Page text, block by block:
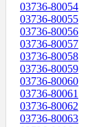
03736-80054
03736-80055
03736-80056
03736-80057
03736-80058
03736-80059
03736-80060
03736-80061
03736-80062
03736-80063